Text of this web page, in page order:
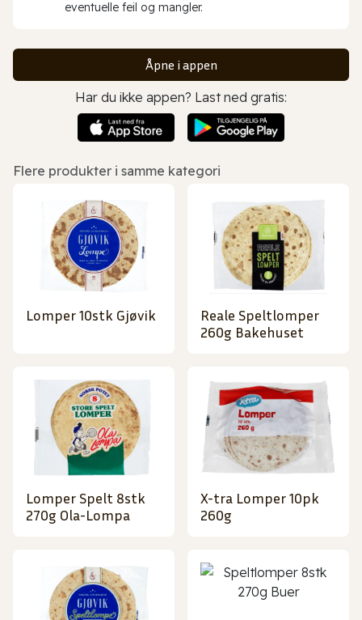
eventuelle feil og mangler.
Åpne i appen
Har du ikke appen? Last ned gratis:
Flere produkter i samme kategori
Lomper 10stk Gjøvik
Reale Speltlomper
260g Bakehuset
Lomper Spelt 8stk
270g Ola-Lompa
X-tra Lomper 10pk
260g